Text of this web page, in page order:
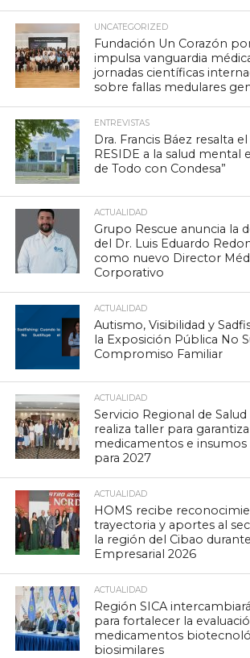
UNCATEGORIZED
Fundación Un Corazón
impulsa vanguardia
jornadas científicas
sobre fallas medulares
ENTREVISTAS
Dra. Francis Báez resalta
RESIDE a la salud mental
de Todo con Condesa”
ACTUALIDAD
Grupo Rescue anuncia la
del Dr. Luis Eduardo
como nuevo Director
Corporativo
ACTUALIDAD
Autismo, Visibilidad y
la Exposición Pública No
Compromiso Familiar
ACTUALIDAD
Servicio Regional de
realiza taller para
medicamentos e insumos
para 2027
ACTUALIDAD
HOMS recibe
trayectoria y aportes al
la región del Cibao
Empresarial 2026
ACTUALIDAD
Región SICA
para fortalecer la
medicamentos
biosimilares